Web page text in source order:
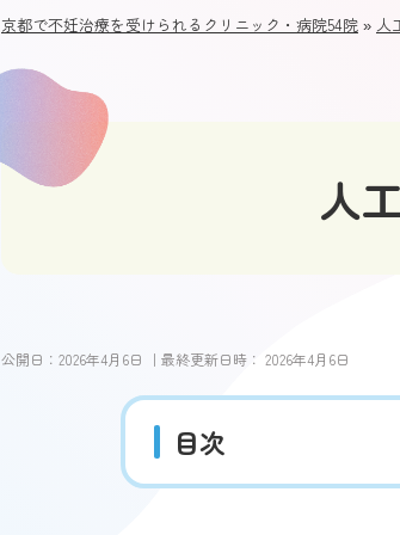
京都で不妊治療を受けられるクリニック・病院54院 » 人
人
公開日： 2026年4月6日 ｜最終更新日時： 2026年4月6日
目次